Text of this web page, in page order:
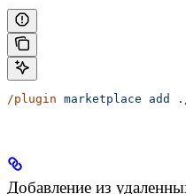
/plugin marketplace add
Добавление из